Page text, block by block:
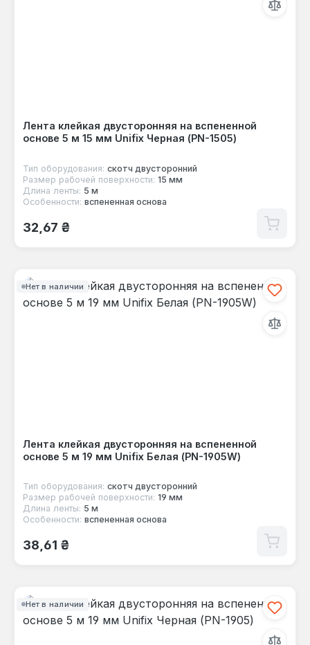
Лента клейкая двусторонняя на вспененной
основе 5 м 15 мм Unifix Черная (PN-1505)
Тип оборудования: скотч двусторонний
Размер рабочей поверхности: 15 мм
Длина ленты: 5 м
Особенности: вспененная основа
Обычная цена:
32,67 ₴
Нет в наличии
Лента клейкая двусторонняя на вспененной
основе 5 м 19 мм Unifix Белая (PN-1905W)
Тип оборудования: скотч двусторонний
Размер рабочей поверхности: 19 мм
Длина ленты: 5 м
Особенности: вспененная основа
Обычная цена:
38,61 ₴
Нет в наличии